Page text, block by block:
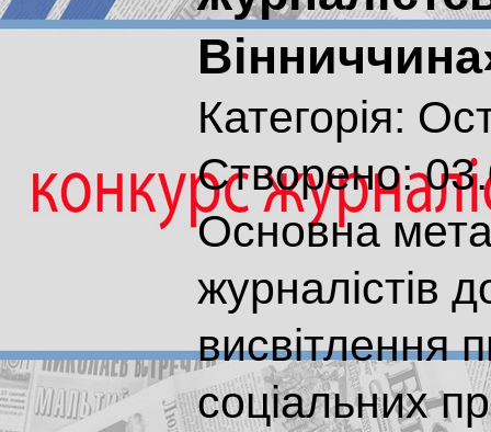
Категорія:
Створено:
Основна
журналістів
висвітлення
соціальних